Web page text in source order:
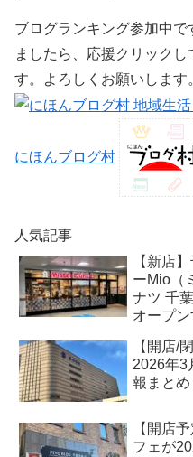
ブログランキング参加中で
ましたら、応援クリック
す。よろしくお願いします
にほんブログ村
人気記事
【新店
ーMio（
ナツ 千
オープ
【開店/
2026年3
報まとめ
【開店
フェが